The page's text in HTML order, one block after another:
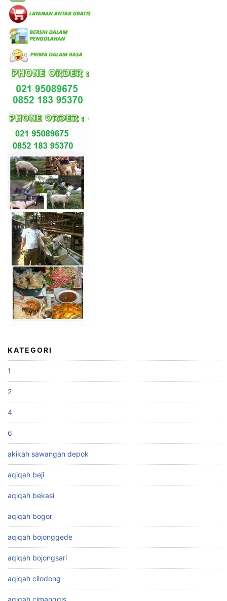
KATEGORI
1
2
4
6
akikah sawangan depok
aqiqah beji
aqiqah bekasi
aqiqah bogor
aqiqah bojonggede
aqiqah bojongsari
aqiqah cilodong
aqiqah cimanggis